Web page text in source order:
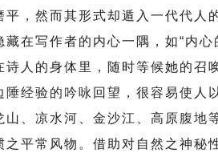
，然而其形式却遁入一代代人
在写作者的内心一隅，如“内心
人的身体里，随时等候她的召
验的吟咏回望，很容易使人以
、凉水河、金沙江、高原腹地
平常风物。借助对自然之神秘